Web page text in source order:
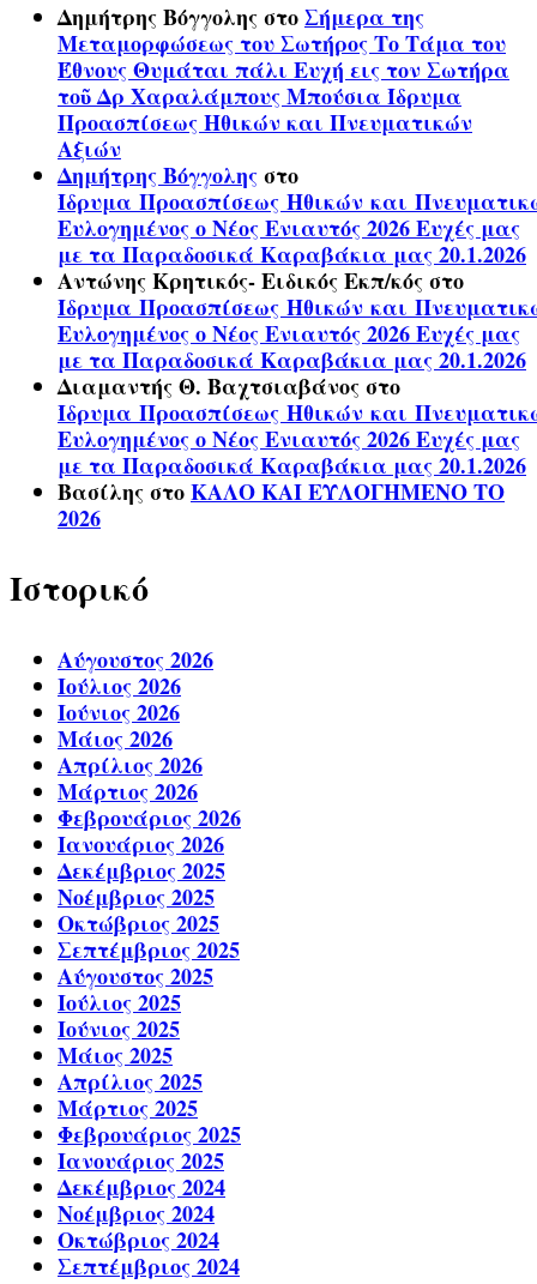
Δημήτρης ΒόγγοληςστοΣήμερα της
Μεταμορφώσεως του Σωτήρος Το Τάμα του
Έθνους Θυμάται πάλι Ευχή εις τον Σωτήρα
τοῦ Δρ Χαραλάμπους Μπούσια Ίδρυμα
Προασπίσεως Ηθικών και Πνευματικών
Αξιών
Δημήτρης Βόγγοληςστο
Ίδρυμα Προασπίσεως Ηθικών και
Ευλογημένος ο Νέος Ενιαυτός 2026 Ευχές μας
με τα Παραδοσικά Καραβάκια μας 20.1.2026
Αντώνης Κρητικός- Ειδικός Εκπ/κόςστο
Ίδρυμα Προασπίσεως Ηθικών και
Ευλογημένος ο Νέος Ενιαυτός 2026 Ευχές μας
με τα Παραδοσικά Καραβάκια μας 20.1.2026
Διαμαντής Θ. Βαχτσιαβάνοςστο
Ίδρυμα Προασπίσεως Ηθικών και
Ευλογημένος ο Νέος Ενιαυτός 2026 Ευχές μας
με τα Παραδοσικά Καραβάκια μας 20.1.2026
ΒασίληςστοΚΑΛΟ ΚΑΙ ΕΥΛΟΓΗΜΕΝΟ ΤΟ
2026
Ιστορικό
Αύγουστος 2026
Ιούλιος 2026
Ιούνιος 2026
Μάιος 2026
Απρίλιος 2026
Μάρτιος 2026
Φεβρουάριος 2026
Ιανουάριος 2026
Δεκέμβριος 2025
Νοέμβριος 2025
Οκτώβριος 2025
Σεπτέμβριος 2025
Αύγουστος 2025
Ιούλιος 2025
Ιούνιος 2025
Μάιος 2025
Απρίλιος 2025
Μάρτιος 2025
Φεβρουάριος 2025
Ιανουάριος 2025
Δεκέμβριος 2024
Νοέμβριος 2024
Οκτώβριος 2024
Σεπτέμβριος 2024